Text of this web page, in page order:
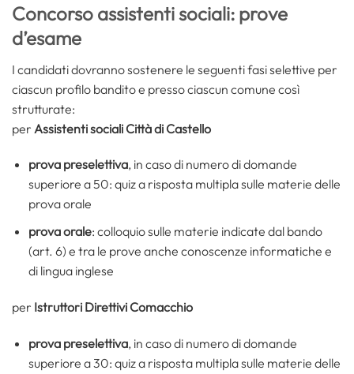
Concorso assistenti sociali: prove
d’esame
I candidati dovranno sostenere le seguenti fasi selettive per
ciascun profilo bandito e presso ciascun comune così
strutturate:
per Assistenti sociali Città di Castello
prova preselettiva, in caso di numero di domande
superiore a 50: quiz a risposta multipla sulle materie delle
prova orale
prova orale: colloquio sulle materie indicate dal bando
(art. 6) e tra le prove anche conoscenze informatiche e
di lingua inglese
per Istruttori Direttivi Comacchio
prova preselettiva, in caso di numero di domande
superiore a 30: quiz a risposta multipla sulle materie delle